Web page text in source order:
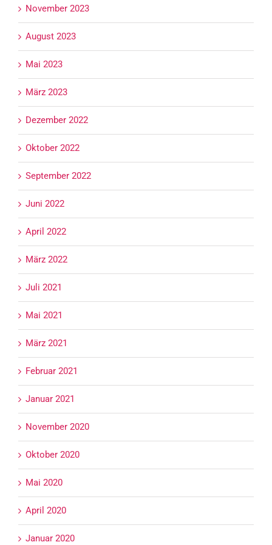
November 2023
August 2023
Mai 2023
März 2023
Dezember 2022
Oktober 2022
September 2022
Juni 2022
April 2022
März 2022
Juli 2021
Mai 2021
März 2021
Februar 2021
Januar 2021
November 2020
Oktober 2020
Mai 2020
April 2020
Januar 2020